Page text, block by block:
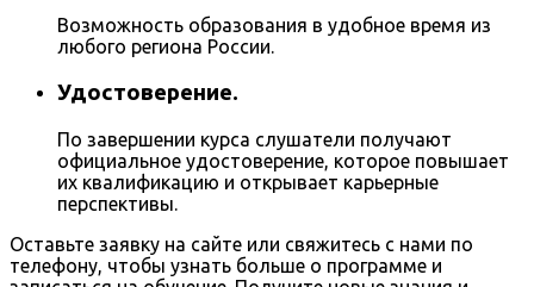
Возможность образования в удобное время из
любого региона России.
Удостоверение.
По завершении курса слушатели получают
официальное удостоверение, которое повышает
их квалификацию и открывает карьерные
перспективы.
Оставьте заявку на сайте или свяжитесь с нами по
телефону, чтобы узнать больше о программе и